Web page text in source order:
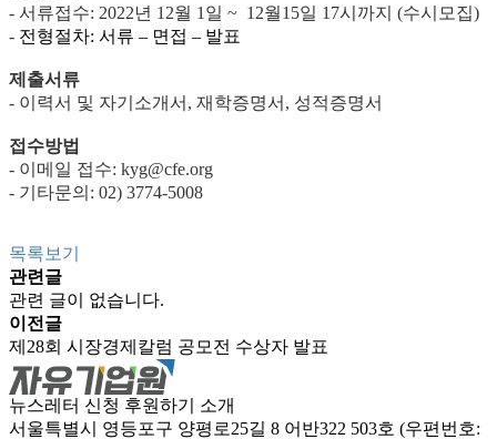
- 서류접수: 2022년 12월 1 일 ~ 12월15일 17시까지 (수시모집)
- 전형절차: 서류 – 면접 – 발표
제출서류
- 이력서 및 자기소개서 , 재학증명서 , 성적증명서
접수방법
- 이메일 접수: kyg@cfe.org
- 기타문의 : 02) 3774-5008
목록보기
관련글
관련 글이 없습니다.
이전글
제28회 시장경제칼럼 공모전 수상자 발표
뉴스레터 신청 후원하기
소개
서울특별시 영등포구 양평로25길 8 어반322 503호 (우편번호: